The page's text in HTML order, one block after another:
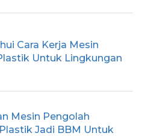
Cara Kerja Mesin
Untuk Lingkungan
Mesin Pengolah
Jadi BBM Untuk